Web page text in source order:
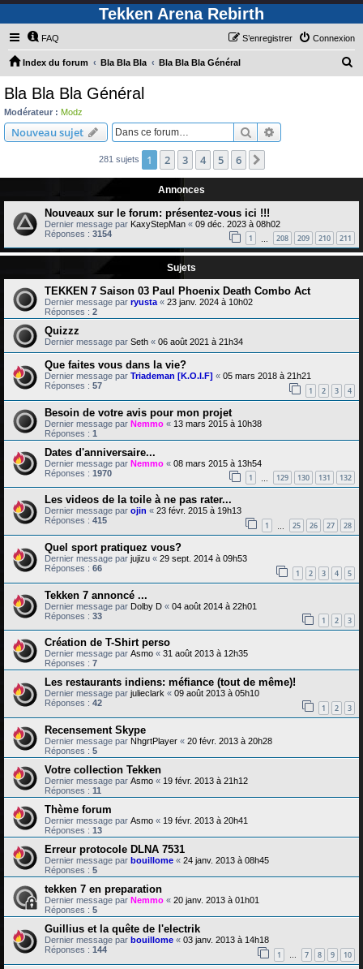
Tekken Arena Rebirth
FAQ Connexion
S’enregistrer
Index du forum Bla Bla Bla Bla Bla Bla Général
c
Bla Bla Bla Général
Modérateur : Modz
Nouveau sujet Rechercher
281 sujets 1 2 3 4 5 6
Annonces
Nouveaux sur le forum: présentez-vous ici !!!
Dernier message par KaxyStepMan « 09 déc. 2023 à 08h02
Réponses : 3154 1 208 209 210 211
Sujets
TEKKEN 7 Saison 03 Paul Phoenix Death Combo Act
Dernier message par ryusta « 23 janv. 2024 à 10h02
Réponses : 2
Quizzz
Dernier message par Seth « 06 août 2021 à 21h34
Que faites vous dans la vie?
Dernier message par Triademan [K.O.I.F] « 05 mars 2018 à 21h21
Réponses : 57 1 2 3 4
Besoin de votre avis pour mon projet
Dernier message par Nemmo « 13 mars 2015 à 10h38
Réponses : 1
Dates d'anniversaire...
Dernier message par Nemmo « 08 mars 2015 à 13h54
Réponses : 1970 1 129 130 131 132
Les videos de la toile à ne pas rater...
Dernier message par ojin « 23 févr. 2015 à 19h13
Réponses : 415 1 25 26 27 28
Quel sport pratiquez vous?
Dernier message par jujizu « 29 sept. 2014 à 09h53
Réponses : 66 1 2 3 4 5
Tekken 7 annoncé ...
Dernier message par Dolby D « 04 août 2014 à 22h01
Réponses : 33 1 2 3
Création de T-Shirt perso
Dernier message par Asmo « 31 août 2013 à 12h35
Réponses : 7
Les restaurants indiens: méfiance (tout de même)!
Dernier message par julieclark « 09 août 2013 à 05h10
Réponses : 42 1 2 3
Recensement Skype
Dernier message par NhgrtPlayer « 20 févr. 2013 à 20h28
Réponses : 5
Votre collection Tekken
Dernier message par Asmo « 19 févr. 2013 à 21h12
Réponses : 11
Thème forum
Dernier message par Asmo « 19 févr. 2013 à 20h41
Réponses : 13
Erreur protocole DLNA 7531
Dernier message par bouillome « 24 janv. 2013 à 08h45
Réponses : 5
tekken 7 en preparation
Dernier message par Nemmo « 20 janv. 2013 à 01h01
Réponses : 5
Guillius et la quête de l'electrik
Dernier message par bouillome « 03 janv. 2013 à 14h18
Réponses : 144 1 … 7 8 9 10